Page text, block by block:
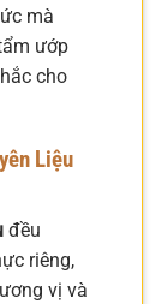
mà
ướp
cho
Liệu
đều
riêng,
vị và